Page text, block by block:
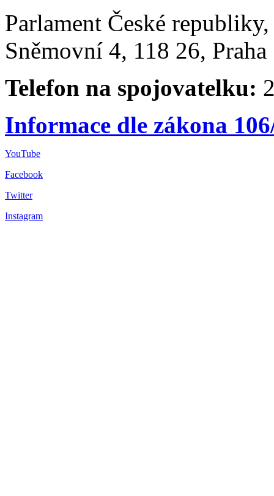
Parlament České
Sněmovní 4, 118 26,
Telefon na spojovatelku:
Informace dle zákona
YouTube
Facebook
Twitter
Instagram